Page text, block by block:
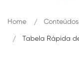
Home Conteúdos
Tabela Rápida